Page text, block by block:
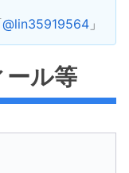
@lin35919564 」
ール等